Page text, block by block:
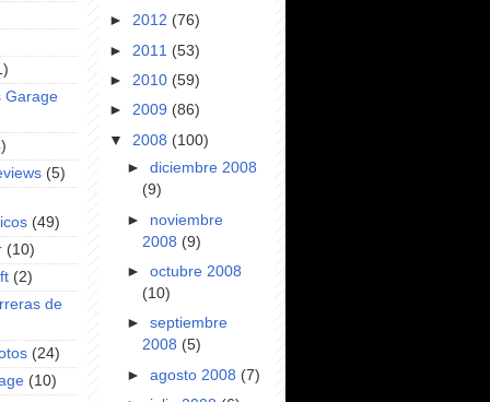
Garage
(5)
(49)
(10)
(2)
de
(24)
(10)
► 2012 (76)
► 2011 (53)
► 2010 (59)
► 2009 (86)
▼ 2008 (100)
►diciembre 2008
(9)
► noviembre
2008 (9)
►octubre 2008
(10)
►septiembre
2008 (5)
►agosto 2008 (7)